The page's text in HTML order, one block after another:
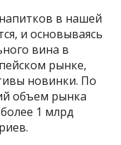
в нашей
и основываясь
вина в
рынке,
новинки. По
объем рынка
1 млрд